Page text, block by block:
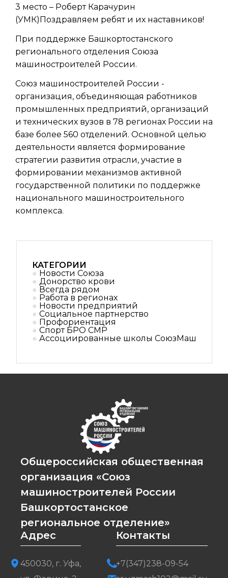
3 место – Роберт Карачурин
(УМК)Поздравляем ребят и их наставников!
При поддержке Башкортостанского
регионального отделения Союза
машиностроителей России.
Союз машиностроителей России -
организация, объединяющая работников
промышленных предприятий, организаций
и технических вузов в 78 регионах России на
базе более 560 отделений. Основной целью
деятельности является формирование
стратегии развития отрасли, участие в
формировании механизмов активной
государственной политики по поддержке
национального машиностроительного
комплекса.
КАТЕГОРИИ
Новости Союза
Донорство крови
Всегда рядом
Работа в регионах
Новости предприятий
Социальное партнерствo
Профориентация
Спорт БРО СМР
Ассоциированные школы СоюзМаш
Общероссийская общественная
организация «Союз
машиностроителей России
Башкортостанское
региональное отделение»
Адрес
450030, г. Уфа,
Контакты
+7(347)238-09-54